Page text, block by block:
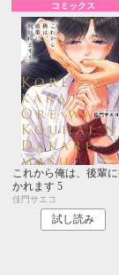
コミックス
これから俺は、後輩
かれます 5
佳門サエコ
試し読み